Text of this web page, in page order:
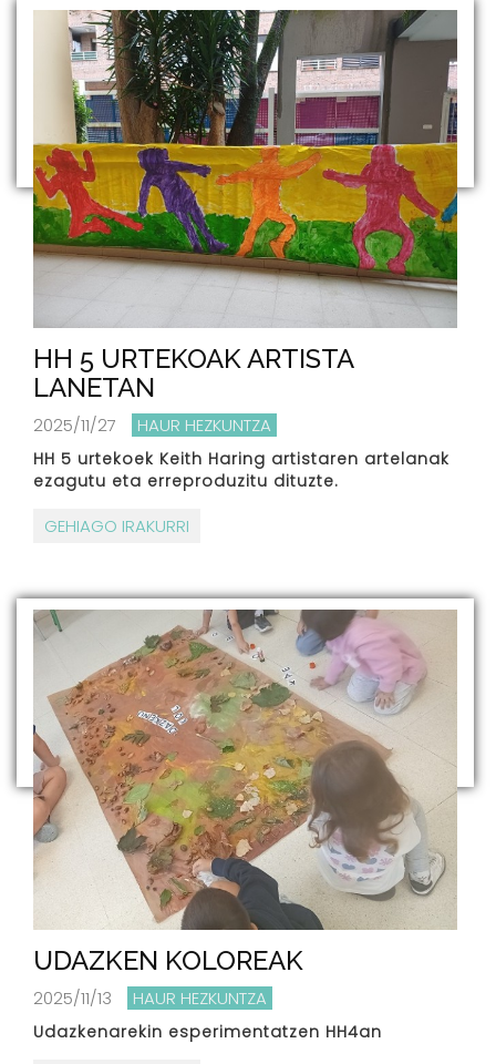
HH 5 URTEKOAK ARTISTA
LANETAN
2025/11/27 HAUR HEZKUNTZA
HH 5 urtekoek Keith Haring artistaren artelanak
ezagutu eta erreproduzitu dituzte.
GEHIAGO IRAKURRI
UDAZKEN KOLOREAK
2025/11/13 HAUR HEZKUNTZA
Udazkenarekin esperimentatzen HH4an